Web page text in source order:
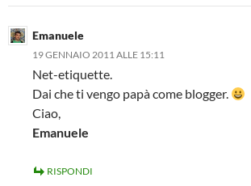
Emanuele
19 GENNAIO 2011 ALLE 15:11
Net-etiquette.
Dai che ti vengo papà come blogger.
Ciao,
Emanuele
RISPONDI